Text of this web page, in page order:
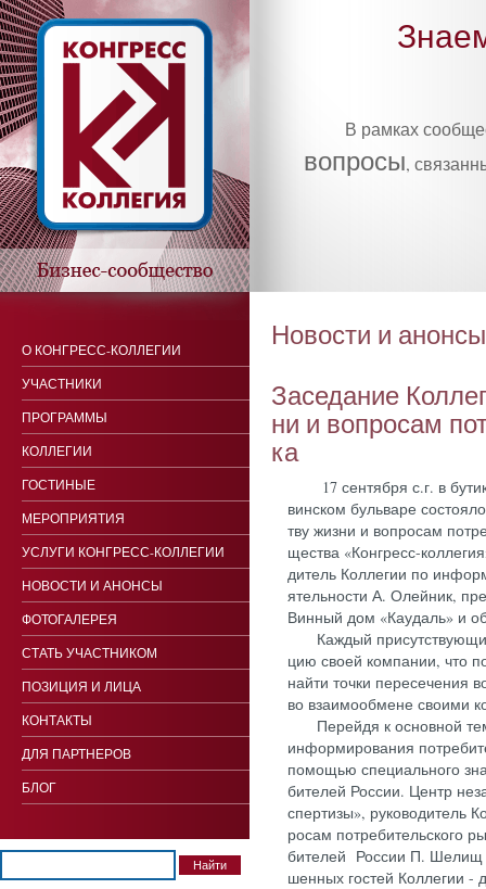
В рамках
вопросы,
Новости и анонсы
За­седа­ние
ни и воп­ро­сам
ка
17 сен­тября с.г. в
вин­ском буль­ва­ре
тву жиз­ни и воп­ро­сам
щес­тва «Кон­гресс-
дитель Кол­ле­гии по
ятель­нос­ти А. Олей­ник,
Вин­ный дом «Ка­удаль» и
Каж­дый
цию сво­ей ком­па­нии, что
най­ти точ­ки пе­ресе­чения
во вза­имо­об­ме­не сво­ими
Пе­рей­дя к ос­новной
ин­форми­рова­ния
по­мощью спе­ци­аль­но­го
бите­лей Рос­сии. Центр
спер­ти­зы», ру­ково­дитель
ро­сам пот­ре­битель­ско­го
бите­лей Рос­сии П. Ше­лищ
шен­ных гос­тей Кол­ле­гии
О КОНГРЕСС-КОЛЛЕГИИ
УЧАСТНИКИ
ПРОГРАММЫ
КОЛЛЕГИИ
ГОСТИНЫЕ
МЕРОПРИЯТИЯ
УСЛУГИ КОНГРЕСС-КОЛЛЕГИИ
НОВОСТИ И АНОНСЫ
ФОТОГАЛЕРЕЯ
СТАТЬ УЧАСТНИКОМ
ПОЗИЦИЯ И ЛИЦА
КОНТАКТЫ
ДЛЯ ПАРТНЕРОВ
БЛОГ